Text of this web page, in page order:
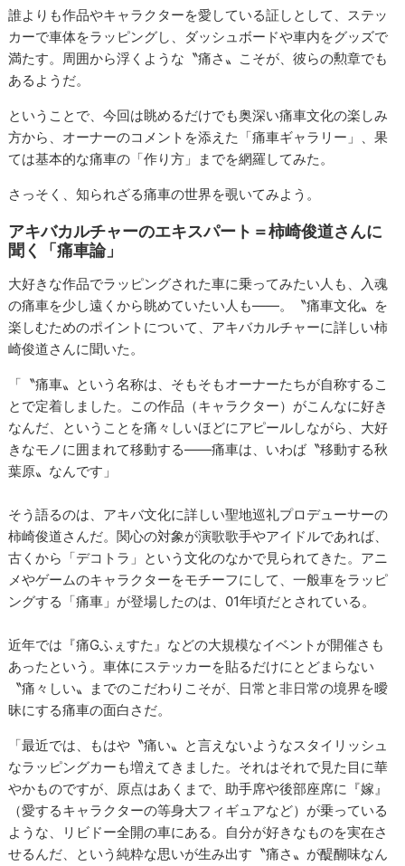
誰よりも作品やキャラクターを愛している証しとして、ステッ
カーで車体をラッピングし、ダッシュボードや車内をグッズで
満たす。周囲から浮くような〝痛さ〟こそが、彼らの勲章でも
あるようだ。
ということで、今回は眺めるだけでも奥深い痛車文化の楽しみ
方から、オーナーのコメントを添えた「痛車ギャラリー」、果
ては基本的な痛車の「作り方」までを網羅してみた。
さっそく、知られざる痛車の世界を覗いてみよう。
アキバカルチャーのエキスパート＝柿崎俊道さんに
聞く「痛車論」
大好きな作品でラッピングされた車に乗ってみたい人も、入魂
の痛車を少し遠くから眺めていたい人も――。〝痛車文化〟を
楽しむためのポイントについて、アキバカルチャーに詳しい柿
崎俊道さんに聞いた。
「〝痛車〟という名称は、そもそもオーナーたちが自称するこ
とで定着しました。この作品（キャラクター）がこんなに好き
なんだ、ということを痛々しいほどにアピールしながら、大好
きなモノに囲まれて移動する――痛車は、いわば〝移動する秋
葉原〟なんです」
そう語るのは、アキバ文化に詳しい聖地巡礼プロデューサーの
柿崎俊道さんだ。関心の対象が演歌歌手やアイドルであれば、
古くから「デコトラ」という文化のなかで見られてきた。アニ
メやゲームのキャラクターをモチーフにして、一般車をラッピ
ングする「痛車」が登場したのは、01年頃だとされている。
近年では『痛Gふぇすた』などの大規模なイベントが開催さも
あったという。車体にステッカーを貼るだけにとどまらない
〝痛々しい〟までのこだわりこそが、日常と非日常の境界を曖
昧にする痛車の面白さだ。
「最近では、もはや〝痛い〟と言えないようなスタイリッシュ
なラッピングカーも増えてきました。それはそれで見た目に華
やかものですが、原点はあくまで、助手席や後部座席に『嫁』
（愛するキャラクターの等身大フィギュアなど）が乗っている
ような、リビドー全開の車にある。自分が好きなものを実在さ
せるんだ、という純粋な思いが生み出す〝痛さ〟が醍醐味なん